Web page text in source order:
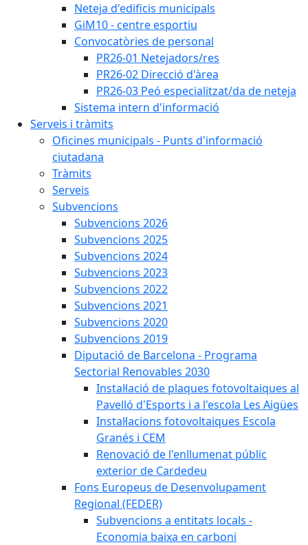
Neteja d'edificis municipals
GiM10 - centre esportiu
Convocatòries de personal
PR26-01 Netejadors/res
PR26-02 Direcció d'àrea
PR26-03 Peó especialitzat/da de neteja
Sistema intern d'informació
Serveis i tràmits
Oficines municipals - Punts d'informació
ciutadana
Tràmits
Serveis
Subvencions
Subvencions 2026
Subvencions 2025
Subvencions 2024
Subvencions 2023
Subvencions 2022
Subvencions 2021
Subvencions 2020
Subvencions 2019
Diputació de Barcelona - Programa
Sectorial Renovables 2030
Instal·lació de plaques fotovoltaiques al
Pavelló d'Esports i a l'escola Les Aigües
Instal·lacions fotovoltaiques Escola
Granés i CEM
Renovació de l'enllumenat públic
exterior de Cardedeu
Fons Europeus de Desenvolupament
Regional (FEDER)
Subvencions a entitats locals -
Economia baixa en carboni